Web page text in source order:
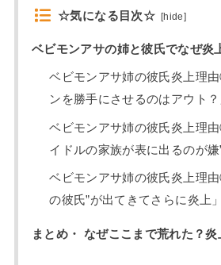
☆気になる目次☆ [hide]
ベビモンアサの姉と彼氏でなぜ炎
ベビモンアサ姉の彼氏炎上理
ンを勝手にさせるのはアウト？
ベビモンアサ姉の彼氏炎上理
イドルの家族が表に出るのが嫌
ベビモンアサ姉の彼氏炎上理
の彼氏”が出てきてさらに炎上」
まとめ・ なぜここまで荒れた？